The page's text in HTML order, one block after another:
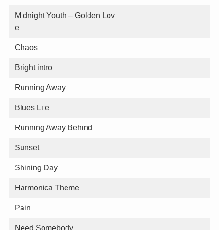
Midnight Youth – Golden Lov
e
Chaos
Bright intro
Running Away
Blues Life
Running Away Behind
Sunset
Shining Day
Harmonica Theme
Pain
Need Somebody